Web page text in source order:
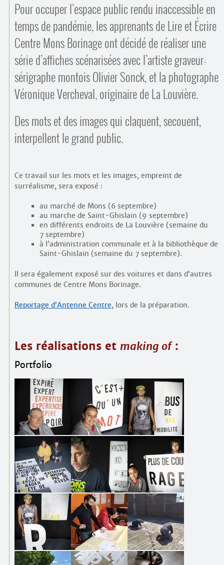
Pour occuper l’espace public rendu inaccessible en
temps de pandémie, les apprenants de Lire et Écrire
Centre Mons Borinage ont décidé de réaliser une
série d’affiches scénarisées avec l’artiste graveur-
sérigraphe montois Olivier Sonck, et la photographe
Véronique Vercheval, originaire de La Louvière.
Des mots et des images qui claquent, secouent,
interpellent le grand public.
Ce travail sur les mots et les images, empreint de
surréalisme, sera exposé :
au marché de Mons (6 septembre)
au marche de Saint-Ghislain (9 septembre)
en différents endroits de La Louvière (semaine du
7 septembre)
à l’administration communale et à la bibliothèque de
Saint-Ghislain (semaine du 7 septembre).
Il sera également exposé sur des voitures et dans d’autres
communes de Centre Mons Borinage.
Reportage d’Antenne Centre, lors de la préparation.
Les réalisations et making of:
Portfolio